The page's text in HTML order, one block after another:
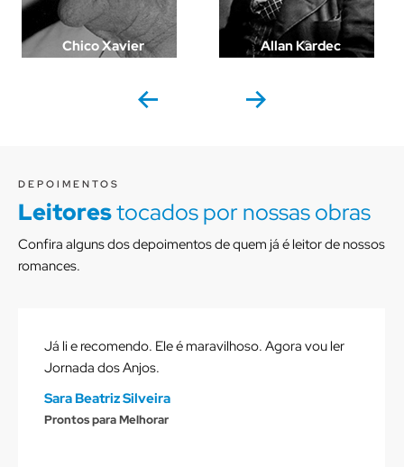
Chico Xavier Allan Kardec
DEPOIMENTOS
Leitorestocados por nossas obras
Confira alguns dos depoimentos de quem já é leitor de nossos
romances.
Sara Beatriz Silveira
Prontos para Melhorar
Já li e recomendo. Ele é maravilhoso. Agora vou ler
Jornada dos Anjos.